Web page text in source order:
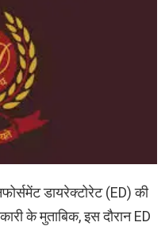
डायरेक्टोरेट (ED) की
के मुताबिक, इस दौरान ED